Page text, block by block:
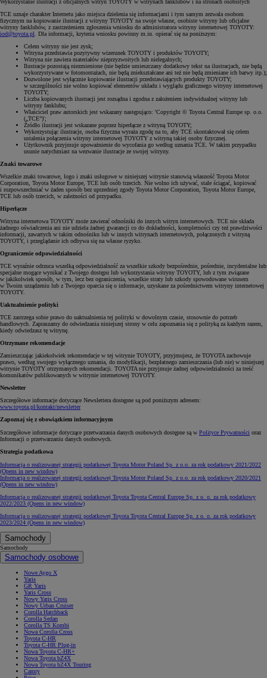
Wykorzystanie ilustracji z oficjalnych witryn TOYOTY w witrynach fanklubów i na stronach osobistych
TCE uznaje charakter Internetu jako miejsca dzielenia się informacjami i tym samym zezwala osobom
fizycznym na kopiowanie ilustracji z witryny TOYOTY na swoje własne, osobiste witryny lub oficjalne
witryny fanklubów, z zastrzeżeniem zgłoszenia wniosku do administratora witryny internetowej TOYOTY:
iod@toyota.pl . Dla informacji, kryteria wniosku powinny m.in. opierać się na poniższym:
Celem witryny nie jest zysk;
Witryna przedstawia pozytywny wizerunek TOYOTY i produktów TOYOTY;
Witryna nie zawiera materiałów nieprzyzwoitych lub nielegalnych;
Ilustracje pozostają niezmienione (nie będzie umieszczany dodatkowy tekst na ilustracjach, nie będą
wykorzystywane w fotomontażach, nie będą zniekształcane ani też nie będą zmieniane ich barwy itp.);
Dozwolone jest wyłącznie kopiowanie ilustracji przedstawiających produkty TOYOTY;
w szczególności nie wolno kopiować elementów układu i wyglądu graficznego witryny internetowej
TOYOTY;
Liczba kopiowanych ilustracji jest rozsądna i zgodna z założeniem indywidualnej witryny lub
witryny fanklubu;
Właściciel praw autorskich jest wskazany następująco: 'Copyright © Toyota Central Europe sp. o.o.
(„TCE”)';
Źródło ilustracji jest wskazane poprzez hiperłącze z witryną TOYOTY;
Wykorzystując ilustracje, osoba fizyczna wyraża zgodę na to, aby TCE skontaktował się celem
ustalenia połączenia witryny internetowej TOYOTY z witryną takiej osoby fizycznej.
Użytkownik przyjmuje upoważnienie do wycofania go według uznania TCE. W takim przypadku
usunie natychmiast na wezwanie ilustracje ze swojej witryny.
Znaki towarowe
Wszelkie znaki towarowe, logo i znaki usługowe w niniejszej witrynie stanowią własność Toyota Motor
Corporation, Toyota Motor Europe, TCE lub osób trzecich. Nie wolno ich używać, stale ściągać, kopiować
i rozpowszechniać w żaden sposób bez uprzedniej zgody Toyota Motor Corporation, Toyota Motor Europe,
TCE lub osób trzecich, w zależności od przypadku.
Hiperłącze
Witryna internetowa TOYOTY może zawierać odnośniki do innych witryn internetowych. TCE nie składa
żadnego oświadczenia ani nie udziela żadnej gwarancji co do dokładności, kompletności czy też prawdziwości
informacji, zawartych w takim odnośniku lub w innych witrynach internetowych, połączonych z witryną
TOYOTY, i przeglądanie ich odbywa się na własne ryzyko.
Ograniczenie odpowiedzialności
TCE wyraźnie odrzuca wszelką odpowiedzialność za wszelkie szkody bezpośrednie, pośrednie, incydentalne lub
specjalne mogące wynikać z Twojego dostępu lub wykorzystania witryny TOYOTY, lub z tym związane
w jakikolwiek sposób, w tym, lecz bez ograniczenia, wszelkie straty lub szkody spowodowane wirusem
w Twoim urządzeniu lub z Twojego oparcia się o informacje, uzyskane za pośrednictwem witryny internetowej
TOYOTY.
Uaktualnienie polityki
TCE zastrzega sobie prawo do uaktualnienia tej polityki w dowolnym czasie, stosownie do potrzeb
handlowych. Zapraszamy do odwiedzania niniejszej strony w celu zapoznania się z polityką za każdym razem,
kiedy odwiedzasz tę witrynę.
Otrzymane rekomendacje
Zamieszczając jakiekolwiek rekomendacje w tej witrynie TOYOTY, przyjmujesz, że TOYOTA zachowuje
prawo, według swojego wyłącznego uznania, do modyfikacji, bezpłatnego zamieszczania (lub nie) w niniejszej
witrynie TOYOTY otrzymanych rekomendacji. TOYOTA nie przyjmuje żadnej odpowiedzialności za treść
komunikatów publikowanych w witrynie internetowej TOYOTY.
Newsletter
Szczegółowe informacje dotyczące Newslettera dostępne są pod poniższym adresem:
www.toyota.pl/kontakt/newsletter
Zapoznaj się z obowiązkiem informacyjnym
Szczegółowe informacje dotyczące przetwarzania danych osobowych dostępne są w Polityce Prywatności oraz
Informacji o przetwarzaniu danych osobowych.
Strategia podatkowa
Informacja o realizowanej strategii podatkowej Toyota Motor Poland Sp. z o.o. za rok podatkowy 2021/2022
(Opens in new window)
Informacja o realizowanej strategii podatkowej Toyota Motor Poland Sp. z o.o. za rok podatkowy 2020/2021
(Opens in new window)
Informacja o realizowanej strategii podatkowej Toyota Toyota Central Europe Sp. z o. o. za rok podatkowy
2022/2023 (Opens in new window)
Informacja o realizowanej strategii podatkowej Toyota Toyota Central Europe Sp. z o. o. za rok podatkowy
2023/2024 (Opens in new window)
Samochody
Samochody
Samochody osobowe
Nowe Aygo X
Yaris
GR Yaris
Yaris Cross
Nowy Yaris Cross
Nowy Urban Cruiser
Corolla Hatchback
Corolla Sedan
Corolla TS Kombi
Nowa Corolla Cross
Toyota C-HR
Toyota C-HR Plug-in
Nowa Toyota C-HR+
Nowa Toyota bZ4X
Nowa Toyota bZ4X Touring
Camry